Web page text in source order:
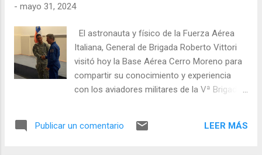
- mayo 31, 2024
El astronauta y físico de la Fuerza Aérea
Italiana, General de Brigada Roberto Vittori
visitó hoy la Base Aérea Cerro Moreno para
compartir su conocimiento y experiencia
con los aviadores militares de la Vª Brigada
básica y las operaciones en el espacio, los
Publicar un comentario LEER MÁS